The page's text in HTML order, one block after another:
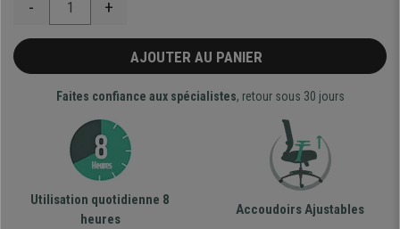
- +
AJOUTER AU PANIER
Faites confiance aux spécialistes, retour sous 30 jours
Utilisation quotidienne 8
heures
Accoudoirs Ajustables